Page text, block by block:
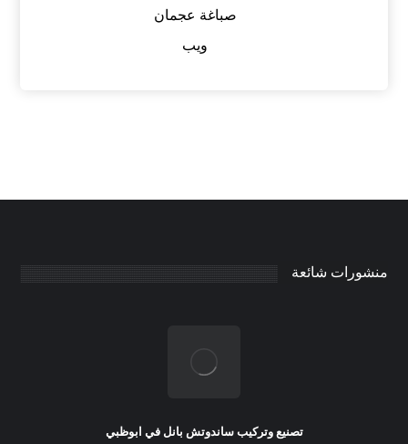
صباغة عجمان
ويب
منشورات شائعة
تصنيع وتركيب ساندوتش بانل في ابوظبي